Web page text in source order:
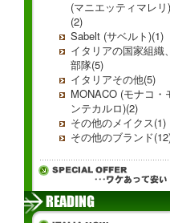
(マニエッティマレリ)
(2)
Sabelt (サベルト)(1)
イタリアの国家組織、
部隊(5)
イタリアその他(5)
MONACO (モナコ・
ンテカルロ)(2)
その他のメイクス(1)
その他のブランド